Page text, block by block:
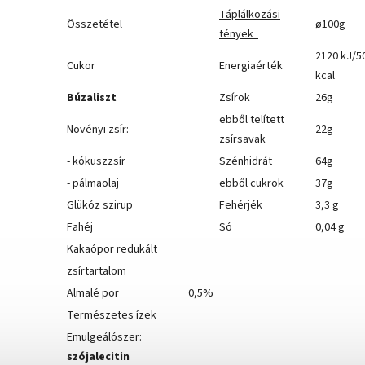
Összetétel
Táplálkozási
tények
ø100g
Cukor Energiaérték
2120 kJ/
kcal
Búzaliszt
Zsírok
26g
Növényi zsír:
ebből telített
zsírsavak
22g
- kókuszzsír
Szénhidrát
64g
- pálmaolaj
ebből cukrok
37g
Glükóz szirup
Fehérjék
3,3 g
Fahéj
Só
0,04 g
Kakaópor redukált
zsírtartalom
Almalé por
0,5%
Természetes ízek
Emulgeálószer:
szójalecitin